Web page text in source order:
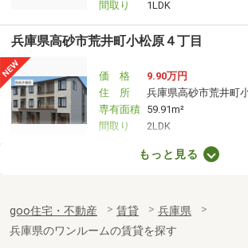
間取り
1LDK
兵庫県高砂市荒井町小松原４丁目
価 格
9.90万円
住 所
兵庫県高砂市荒井町
専有面積 59.91m²
間取り
2LDK
兵庫県姫路市辻井７丁目
住 所
兵庫県姫路市辻井７丁
専有面積 56.08m²
もっと見る
goo住宅・不動産 賃貸
兵庫県
兵庫県のワンルームの賃貸を探す